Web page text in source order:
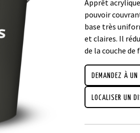
Apprêt
pouvoir
base très
et claires. Il
de la couche
DEMANDEZ À UN
LOCALISER UN